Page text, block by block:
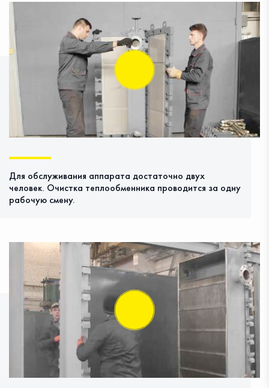
Для обслуживания аппарата достаточно двух
человек. Очистка теплообменника проводится за одну
рабочую смену.